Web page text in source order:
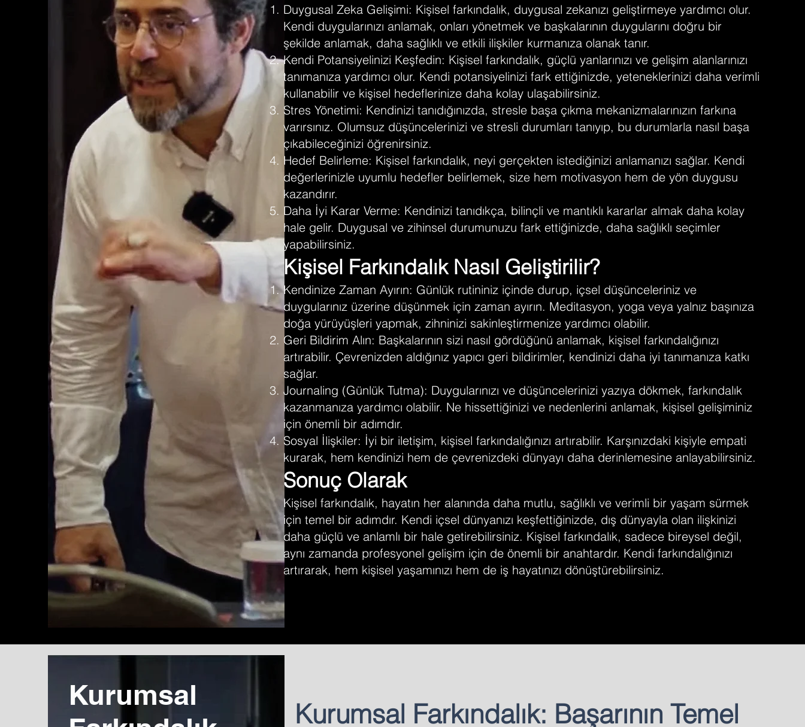
Duygusal Zeka Gelişimi: Kişisel farkındalık, duygusal zekanızı geliştirmeye yardımcı olur.
Kendi duygularınızı anlamak, onları yönetmek ve başkalarının duygularını doğru bir
şekilde anlamak, daha sağlıklı ve etkili ilişkiler kurmanıza olanak tanır.
Kendi Potansiyelinizi Keşfedin: Kişisel farkındalık, güçlü yanlarınızı ve gelişim alanlarınızı
tanımanıza yardımcı olur. Kendi potansiyelinizi fark ettiğinizde, yeteneklerinizi daha verimli
kullanabilir ve kişisel hedeflerinize daha kolay ulaşabilirsiniz.
Stres Yönetimi: Kendinizi tanıdığınızda, stresle başa çıkma mekanizmalarınızın farkına
varırsınız. Olumsuz düşüncelerinizi ve stresli durumları tanıyıp, bu durumlarla nasıl başa
çıkabileceğinizi öğrenirsiniz.
Hedef Belirleme: Kişisel farkındalık, neyi gerçekten istediğinizi anlamanızı sağlar. Kendi
değerlerinizle uyumlu hedefler belirlemek, size hem motivasyon hem de yön duygusu
kazandırır.
Daha İyi Karar Verme: Kendinizi tanıdıkça, bilinçli ve mantıklı kararlar almak daha kolay
hale gelir. Duygusal ve zihinsel durumunuzu fark ettiğinizde, daha sağlıklı seçimler
yapabilirsiniz.
Kişisel Farkındalık Nasıl Geliştirilir?
Kendinize Zaman Ayırın: Günlük rutininiz içinde durup, içsel düşünceleriniz ve
duygularınız üzerine düşünmek için zaman ayırın. Meditasyon, yoga veya yalnız başınıza
doğa yürüyüşleri yapmak, zihninizi sakinleştirmenize yardımcı olabilir.
Geri Bildirim Alın: Başkalarının sizi nasıl gördüğünü anlamak, kişisel farkındalığınızı
artırabilir. Çevrenizden aldığınız yapıcı geri bildirimler, kendinizi daha iyi tanımanıza katkı
sağlar.
Journaling (Günlük Tutma): Duygularınızı ve düşüncelerinizi yazıya dökmek, farkındalık
kazanmanıza yardımcı olabilir. Ne hissettiğinizi ve nedenlerini anlamak, kişisel gelişiminiz
için önemli bir adımdır.
Sosyal İlişkiler: İyi bir iletişim, kişisel farkındalığınızı artırabilir. Karşınızdaki kişiyle empati
kurarak, hem kendinizi hem de çevrenizdeki dünyayı daha derinlemesine anlayabilirsiniz.
Sonuç Olarak
Kişisel farkındalık, hayatın her alanında daha mutlu, sağlıklı ve verimli bir yaşam sürmek
için temel bir adımdır. Kendi içsel dünyanızı keşfettiğinizde, dış dünyayla olan ilişkinizi
daha güçlü ve anlamlı bir hale getirebilirsiniz. Kişisel farkındalık, sadece bireysel değil,
aynı zamanda profesyonel gelişim için de önemli bir anahtardır. Kendi farkındalığınızı
artırarak, hem kişisel yaşamınızı hem de iş hayatınızı dönüştürebilirsiniz.
Kurumsal
Kurumsal Farkındalık: Başarının Temel